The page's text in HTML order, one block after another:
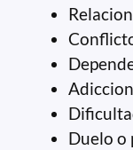
Duelo o